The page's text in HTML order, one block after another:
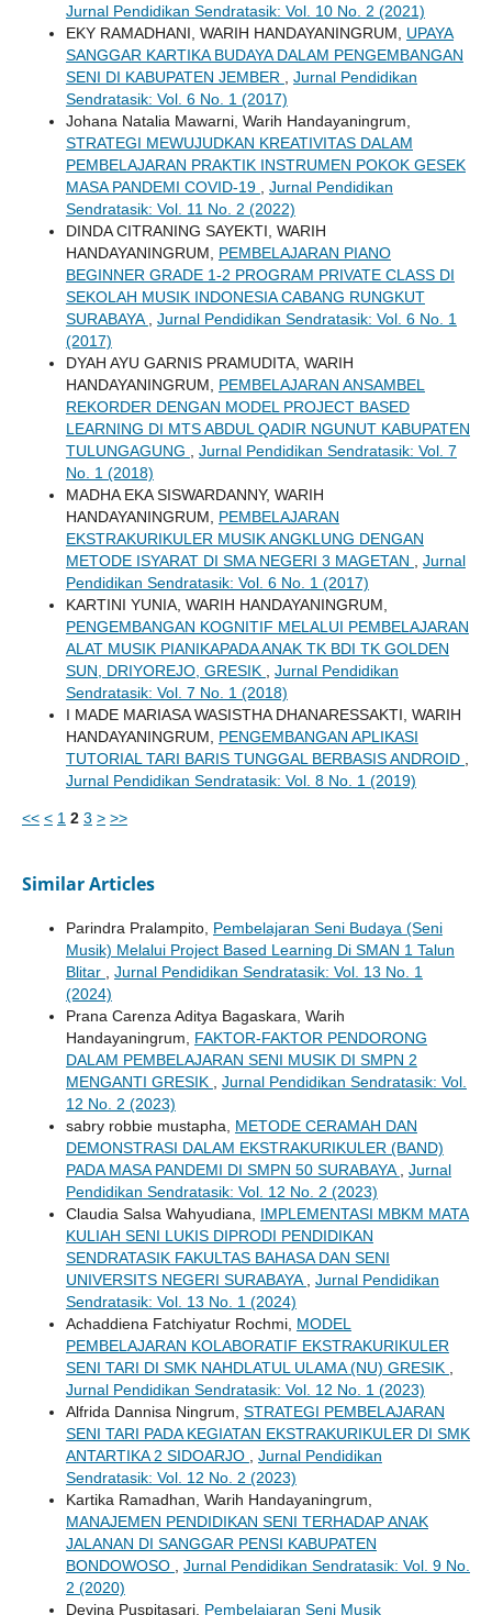
Jurnal Pendidikan Sendratasik: Vol. 10 No. 2 (2021)
EKY RAMADHANI, WARIH HANDAYANINGRUM, UPAYA
SANGGAR KARTIKA BUDAYA DALAM PENGEMBANGAN
SENI DI KABUPATEN JEMBER
Jurnal Pendidikan
Sendratasik: Vol. 6 No. 1 (2017)
Johana Natalia Mawarni, Warih Handayaningrum,
STRATEGI MEWUJUDKAN KREATIVITAS DALAM
PEMBELAJARAN PRAKTIK INSTRUMEN POKOK GESEK
MASA PANDEMI COVID-19
Jurnal Pendidikan
Sendratasik: Vol. 11 No. 2 (2022)
DINDA CITRANING SAYEKTI, WARIH
HANDAYANINGRUM, PEMBELAJARAN PIANO
BEGINNER GRADE 1-2 PROGRAM PRIVATE CLASS DI
SEKOLAH MUSIK INDONESIA CABANG RUNGKUT
SURABAYA
Jurnal Pendidikan Sendratasik: Vol. 6 No. 1
(2017)
DYAH AYU GARNIS PRAMUDITA, WARIH
HANDAYANINGRUM, PEMBELAJARAN ANSAMBEL
REKORDER DENGAN MODEL PROJECT BASED
LEARNING DI MTS ABDUL QADIR NGUNUT KABUPATEN
TULUNGAGUNG
Jurnal Pendidikan Sendratasik: Vol. 7
No. 1 (2018)
MADHA EKA SISWARDANNY, WARIH
HANDAYANINGRUM, PEMBELAJARAN
EKSTRAKURIKULER MUSIK ANGKLUNG DENGAN
METODE ISYARAT DI SMA NEGERI 3 MAGETAN
Jurnal
Pendidikan Sendratasik: Vol. 6 No. 1 (2017)
KARTINI YUNIA, WARIH HANDAYANINGRUM,
PENGEMBANGAN KOGNITIF MELALUI PEMBELAJARAN
ALAT MUSIK PIANIKAPADA ANAK TK BDI TK GOLDEN
SUN, DRIYOREJO, GRESIK
Jurnal Pendidikan
Sendratasik: Vol. 7 No. 1 (2018)
I MADE MARIASA WASISTHA DHANARESSAKTI, WARIH
HANDAYANINGRUM, PENGEMBANGAN APLIKASI
TUTORIAL TARI BARIS TUNGGAL BERBASIS ANDROID
Jurnal Pendidikan Sendratasik: Vol. 8 No. 1 (2019)
<< < 1 2 3 > >>
Similar Articles
Parindra Pralampito, Pembelajaran Seni Budaya (Seni
Musik) Melalui Project Based Learning Di SMAN 1 Talun
Blitar
Jurnal Pendidikan Sendratasik: Vol. 13 No. 1
(2024)
Prana Carenza Aditya Bagaskara, Warih
Handayaningrum, FAKTOR-FAKTOR PENDORONG
DALAM PEMBELAJARAN SENI MUSIK DI SMPN 2
MENGANTI GRESIK
Jurnal Pendidikan Sendratasik: Vol.
12 No. 2 (2023)
sabry robbie mustapha, METODE CERAMAH DAN
DEMONSTRASI DALAM EKSTRAKURIKULER (BAND)
PADA MASA PANDEMI DI SMPN 50 SURABAYA
Jurnal
Pendidikan Sendratasik: Vol. 12 No. 2 (2023)
Claudia Salsa Wahyudiana, IMPLEMENTASI MBKM MATA
KULIAH SENI LUKIS DIPRODI PENDIDIKAN
SENDRATASIK FAKULTAS BAHASA DAN SENI
UNIVERSITS NEGERI SURABAYA
Jurnal Pendidikan
Sendratasik: Vol. 13 No. 1 (2024)
Achaddiena Fatchiyatur Rochmi, MODEL
PEMBELAJARAN KOLABORATIF EKSTRAKURIKULER
SENI TARI DI SMK NAHDLATUL ULAMA (NU) GRESIK
Jurnal Pendidikan Sendratasik: Vol. 12 No. 1 (2023)
Alfrida Dannisa Ningrum, STRATEGI PEMBELAJARAN
SENI TARI PADA KEGIATAN EKSTRAKURIKULER DI SMK
ANTARTIKA 2 SIDOARJO
Jurnal Pendidikan
Sendratasik: Vol. 12 No. 2 (2023)
Kartika Ramadhan, Warih Handayaningrum,
MANAJEMEN PENDIDIKAN SENI TERHADAP ANAK
JALANAN DI SANGGAR PENSI KABUPATEN
BONDOWOSO
Jurnal Pendidikan Sendratasik: Vol. 9 No.
2 (2020)
Devina Puspitasari, Pembelajaran Seni Musik